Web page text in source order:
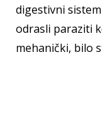
digestivni
odrasli paraziti
mehanički, bilo